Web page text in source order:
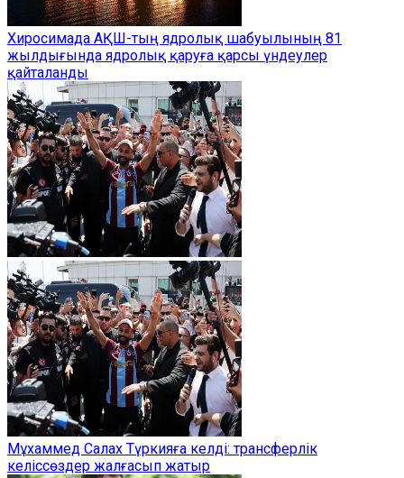
Хиросимада АҚШ-тың ядролық шабуылының 81
жылдығында ядролық қаруға қарсы үндеулер
қайталанды
Мұхаммед Салах Түркияға келді: трансферлік
келіссөздер жалғасып жатыр